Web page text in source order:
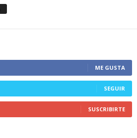
ME GUSTA
SEGUIR
SUSCRIBIRTE